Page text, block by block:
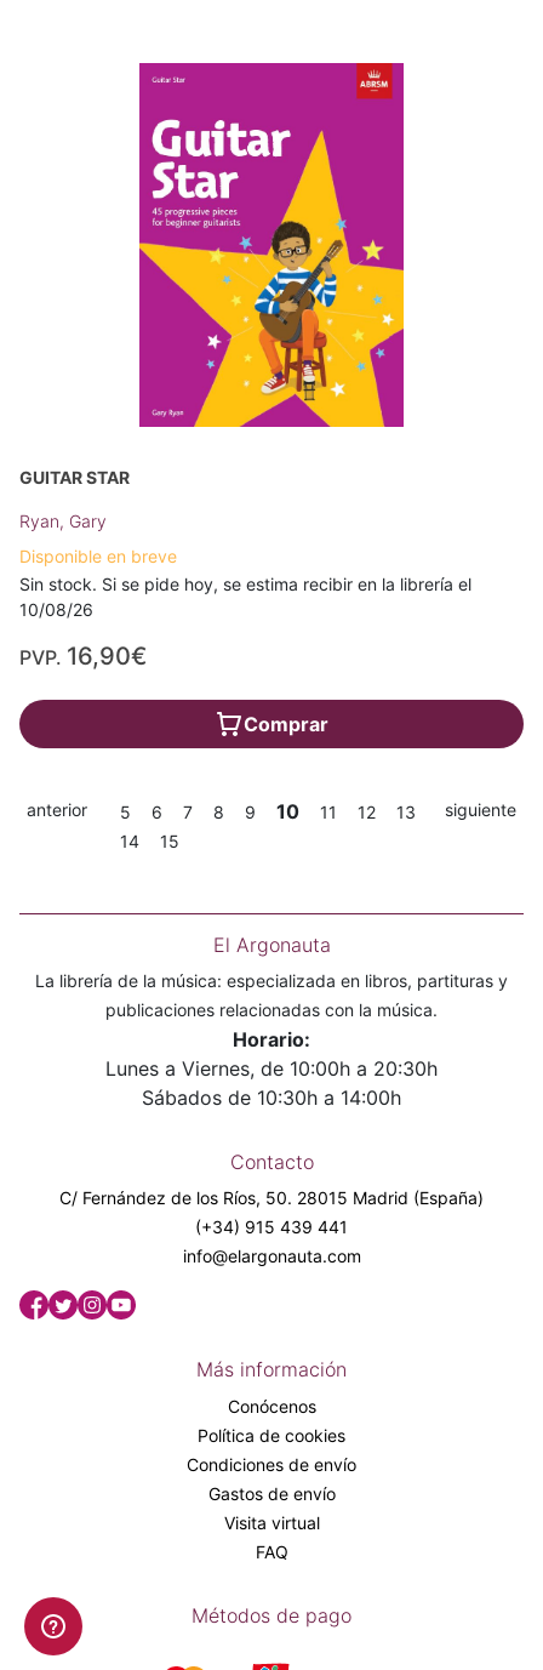
GUITAR STAR
Ryan, Gary
Disponible en breve
Sin stock. Si se pide hoy, se estima recibir en la librería el
10/08/26
PVP. 16,90€
Comprar
anterior 5 6 7 8 9 10 11 12
13
14
15
siguiente
El Argonauta
La librería de la música: especializada en libros, partituras y
publicaciones relacionadas con la música.
Horario:
Lunes a Viernes, de 10:00h a 20:30h
Sábados de 10:30h a 14:00h
Contacto
C/ Fernández de los Ríos, 50. 28015 Madrid (España)
(+34) 915 439 441
info@elargonauta.com
Más información
Conócenos
Política de cookies
Condiciones de envío
Gastos de envío
Visita virtual
FAQ
Métodos de pago